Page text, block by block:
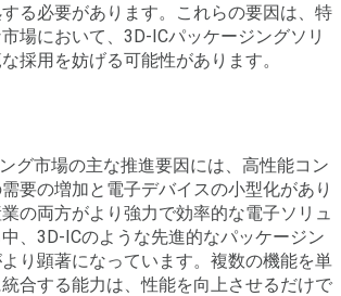
る必要があります。これらの要因は、特
場において、3D-ICパッケージングソリ
採用を妨げる可能性があります。
グ市場の主な推進要因には、高性能コン
要の増加と電子デバイスの小型化があり
の両方がより強力で効率的な電子ソリュ
、3D-ICのような先進的なパッケージン
り顕著になっています。複数の機能を単
合する能力は、性能を向上させるだけで